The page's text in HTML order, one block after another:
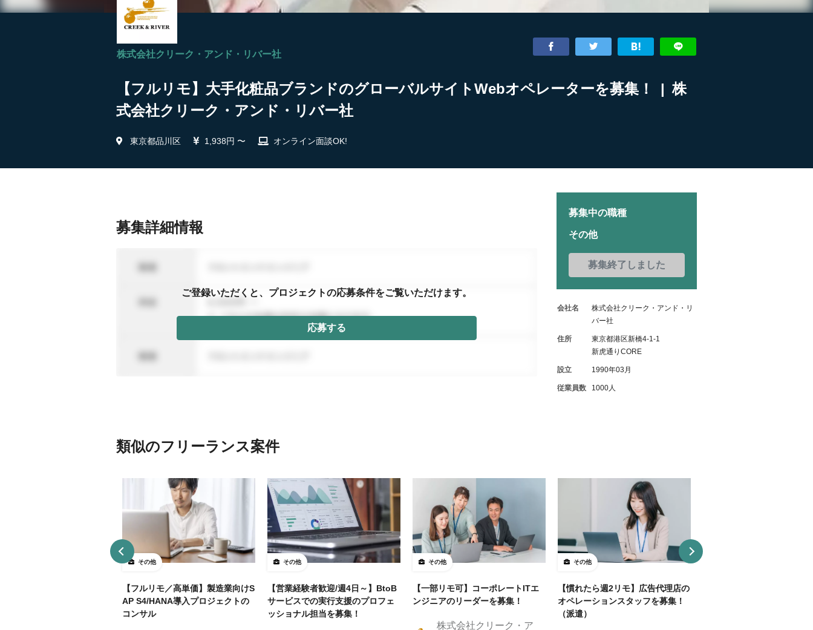
株式会社クリーク・アンド・リバー社
【フルリモ】大手化粧品ブランドのグローバルサイトWebオペレーターを募集！ | 株
式会社クリーク・アンド・リバー社
東京都品川区 1,938円 〜 オンライン面談OK!
募集詳細情報
ご登録いただくと、プロジェクトの応募条件をご覧いただけます。
応募する
募集中の職種
その他
募集終了しました
会社名
株式会社クリーク・アンド・リ
バー社
住所
東京都港区新橋4-1-1
新虎通りCORE
設立 1990年03月
従業員数 1000人
類似のフリーランス案件
その他
【フルリモ／高単価】製造業向けS
AP S4/HANA導入プロジェクトの
コンサル
その他
【営業経験者歓迎/週4日～】BtoB
サービスでの実行支援のプロフェ
ッショナル担当を募集！
その他
【一部リモ可】コーポレートITエ
ンジニアのリーダーを募集！
株式会社クリーク・ア
その他
【慣れたら週2リモ】広告代理店の
オペレーションスタッフを募集！
（派遣）